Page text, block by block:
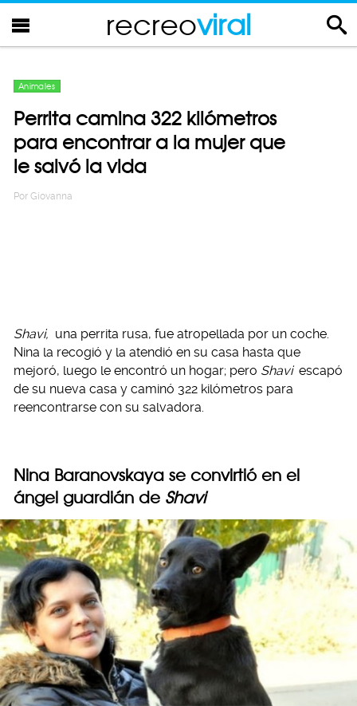
recreoviral
Animales
Perrita camina 322 kilómetros
para encontrar a la mujer que
le salvó la vida
Por Giovanna
Shavi, una perrita rusa, fue atropellada por un coche.
Nina la recogió y la atendió en su casa hasta que
mejoró, luego le encontró un hogar; pero Shavi escapó
de su nueva casa y caminó 322 kilómetros para
reencontrarse con su salvadora.
Nina Baranovskaya se convirtió en el
ángel guardián de Shavi